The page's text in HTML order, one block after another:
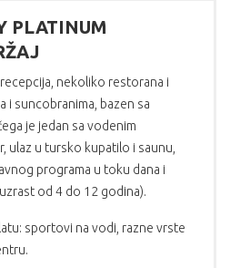
PLATINUM
nekoliko restorana i
i suncobranima, bazen sa
je jedan sa vodenim
u tursko kupatilo i saunu,
programa u toku dana i
od 4 do 12 godina).
sportovi na vodi, razne vrste